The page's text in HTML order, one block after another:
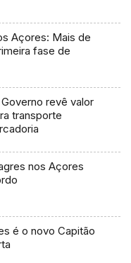
Açores: Mais de
fase de
revê valor
transporte
nos Açores
é o novo Capitão